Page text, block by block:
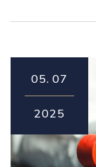
05. 07
2025